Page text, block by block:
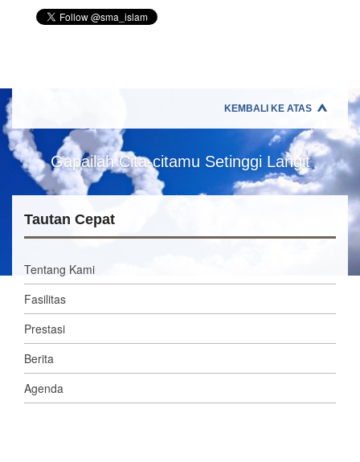
KEMBALI KE ATAS
Gapailah Cita-citamu Setinggi Langit
Tautan Cepat
Tentang Kami
Fasilitas
Prestasi
Berita
Agenda